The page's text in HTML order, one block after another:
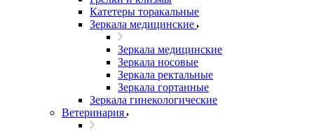
Катетеры торакальные
Зеркала медицинские
Зеркала медицинские
Зеркала носовые
Зеркала ректальные
Зеркала гортанные
Зеркала гинекологические
Ветеринария